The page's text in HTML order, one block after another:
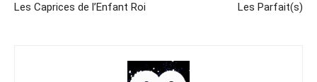
Les Caprices de l’Enfant Roi Les Parfait(s)